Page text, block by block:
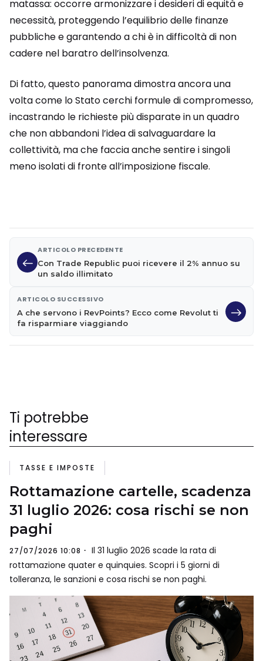
matassa: occorre armonizzare i desideri di equità e
necessità, proteggendo l’equilibrio delle finanze
pubbliche e garantendo a chi è in difficoltà di non
cadere nel baratro dell’insolvenza.
Di fatto, questo panorama dimostra ancora una
volta come lo Stato cerchi formule di compromesso,
incastrando le richieste più disparate in un quadro
che non abbandoni l’idea di salvaguardare la
collettività, ma che faccia anche sentire i singoli
meno isolati di fronte all’imposizione fiscale.
ARTICOLO PRECEDENTE
Con Trade Republic puoi ricevere il 2% annuo su
un saldo illimitato
ARTICOLO SUCCESSIVO
A che servono i RevPoints? Ecco come Revolut ti
fa risparmiare viaggiando
Ti potrebbe
interessare
TASSE E IMPOSTE
Rottamazione cartelle, scadenza
31 luglio 2026: cosa rischi se non
paghi
27/07/2026 10:08
Il 31 luglio 2026 scade la rata di
rottamazione quater e quinquies. Scopri i 5 giorni di
tolleranza, le sanzioni e cosa rischi se non paghi.